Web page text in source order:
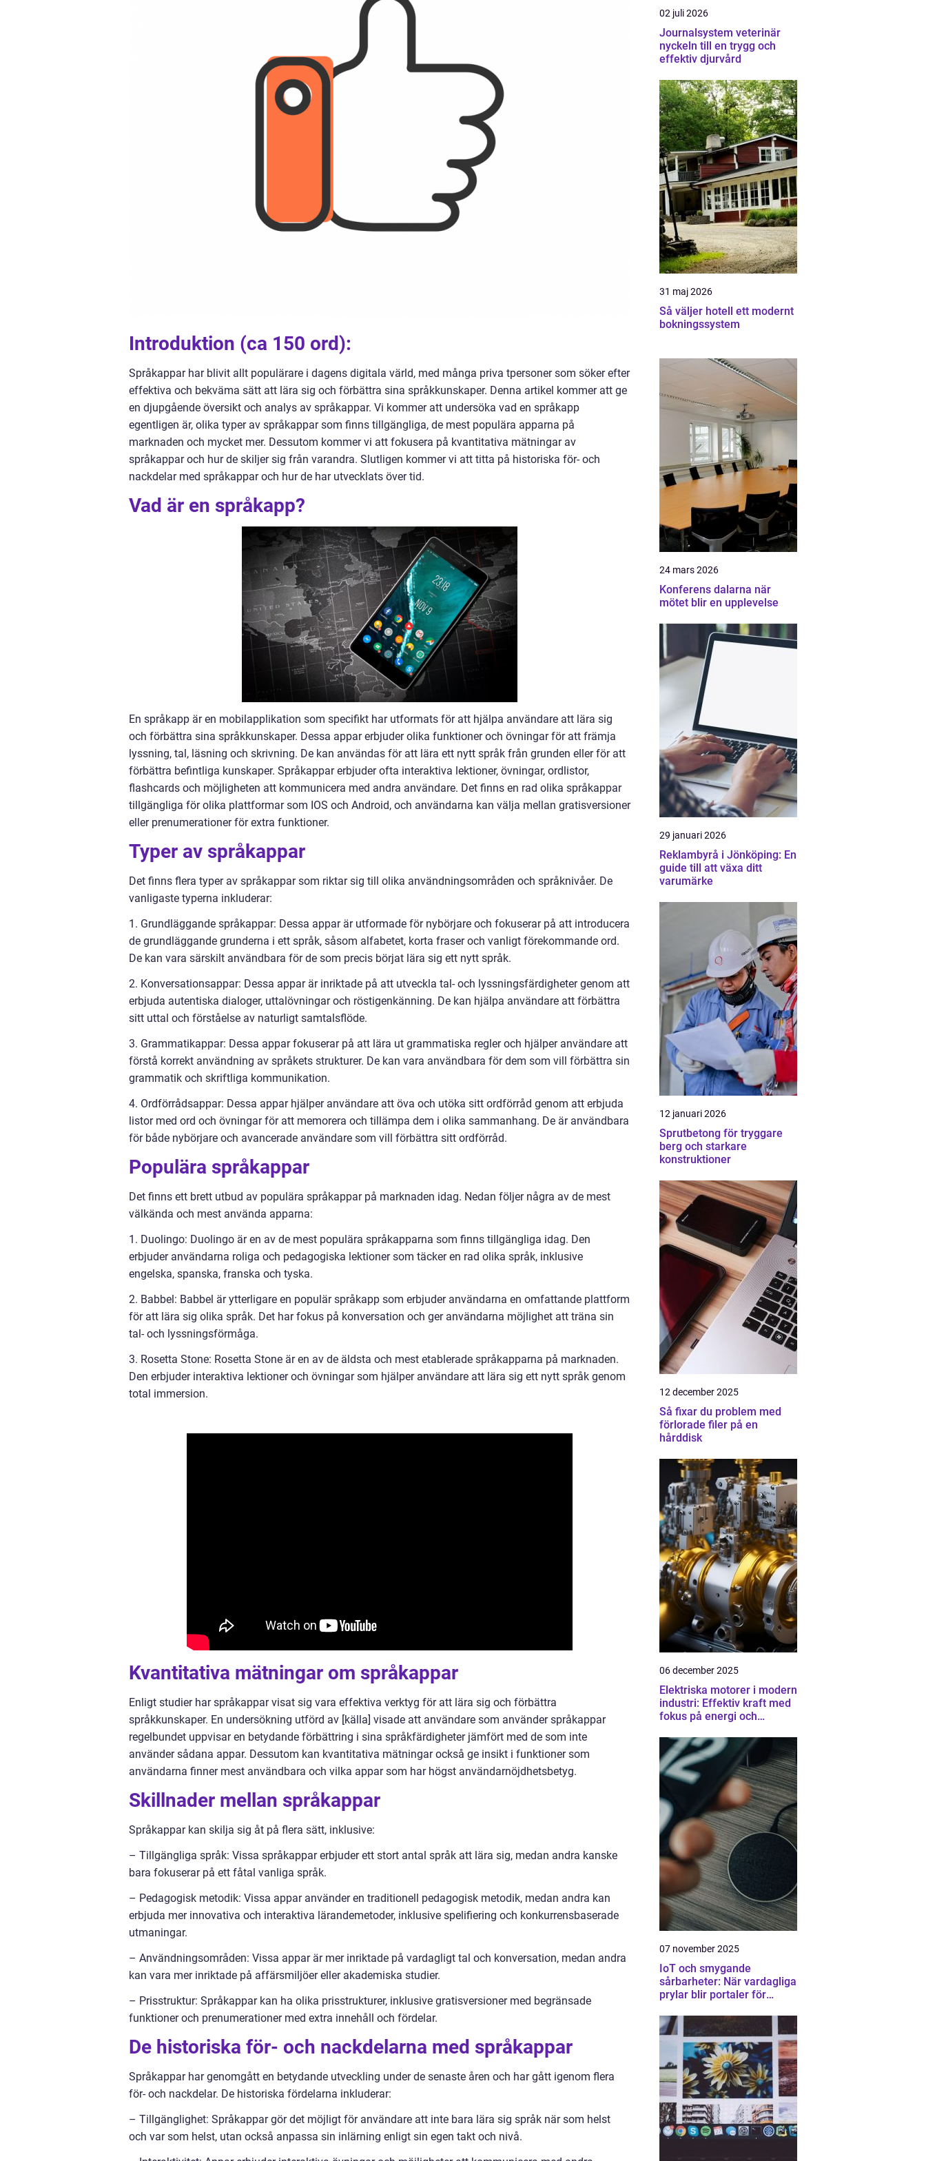
Introduktion (ca 150 ord):
Språkappar har blivit allt populärare i dagens digitala värld, med många priva tpersoner som söker efter
effektiva och bekväma sätt att lära sig och förbättra sina språkkunskaper. Denna artikel kommer att ge
en djupgående översikt och analys av språkappar. Vi kommer att undersöka vad en språkapp
egentligen är, olika typer av språkappar som finns tillgängliga, de mest populära apparna på
marknaden och mycket mer. Dessutom kommer vi att fokusera på kvantitativa mätningar av
språkappar och hur de skiljer sig från varandra. Slutligen kommer vi att titta på historiska för- och
nackdelar med språkappar och hur de har utvecklats över tid.
Vad är en språkapp?
En språkapp är en mobilapplikation som specifikt har utformats för att hjälpa användare att lära sig
och förbättra sina språkkunskaper. Dessa appar erbjuder olika funktioner och övningar för att främja
lyssning, tal, läsning och skrivning. De kan användas för att lära ett nytt språk från grunden eller för att
förbättra befintliga kunskaper. Språkappar erbjuder ofta interaktiva lektioner, övningar, ordlistor,
flashcards och möjligheten att kommunicera med andra användare. Det finns en rad olika språkappar
tillgängliga för olika plattformar som IOS och Android, och användarna kan välja mellan gratisversioner
eller prenumerationer för extra funktioner.
Typer av språkappar
Det finns flera typer av språkappar som riktar sig till olika användningsområden och språknivåer. De
vanligaste typerna inkluderar:
1. Grundläggande språkappar: Dessa appar är utformade för nybörjare och fokuserar på att introducera
de grundläggande grunderna i ett språk, såsom alfabetet, korta fraser och vanligt förekommande ord.
De kan vara särskilt användbara för de som precis börjat lära sig ett nytt språk.
2. Konversationsappar: Dessa appar är inriktade på att utveckla tal- och lyssningsfärdigheter genom att
erbjuda autentiska dialoger, uttalövningar och röstigenkänning. De kan hjälpa användare att förbättra
sitt uttal och förståelse av naturligt samtalsflöde.
3. Grammatikappar: Dessa appar fokuserar på att lära ut grammatiska regler och hjälper användare att
förstå korrekt användning av språkets strukturer. De kan vara användbara för dem som vill förbättra sin
grammatik och skriftliga kommunikation.
4. Ordförrådsappar: Dessa appar hjälper användare att öva och utöka sitt ordförråd genom att erbjuda
listor med ord och övningar för att memorera och tillämpa dem i olika sammanhang. De är användbara
för både nybörjare och avancerade användare som vill förbättra sitt ordförråd.
Populära språkappar
Det finns ett brett utbud av populära språkappar på marknaden idag. Nedan följer några av de mest
välkända och mest använda apparna:
1. Duolingo: Duolingo är en av de mest populära språkapparna som finns tillgängliga idag. Den
erbjuder användarna roliga och pedagogiska lektioner som täcker en rad olika språk, inklusive
engelska, spanska, franska och tyska.
2. Babbel: Babbel är ytterligare en populär språkapp som erbjuder användarna en omfattande plattform
för att lära sig olika språk. Det har fokus på konversation och ger användarna möjlighet att träna sin
tal- och lyssningsförmåga.
3. Rosetta Stone: Rosetta Stone är en av de äldsta och mest etablerade språkapparna på marknaden.
Den erbjuder interaktiva lektioner och övningar som hjälper användare att lära sig ett nytt språk genom
total immersion.
Kvantitativa mätningar om språkappar
Enligt studier har språkappar visat sig vara effektiva verktyg för att lära sig och förbättra
språkkunskaper. En undersökning utförd av [källa] visade att användare som använder språkappar
regelbundet uppvisar en betydande förbättring i sina språkfärdigheter jämfört med de som inte
använder sådana appar. Dessutom kan kvantitativa mätningar också ge insikt i funktioner som
användarna finner mest användbara och vilka appar som har högst användarnöjdhetsbetyg.
Skillnader mellan språkappar
Språkappar kan skilja sig åt på flera sätt, inklusive:
– Tillgängliga språk: Vissa språkappar erbjuder ett stort antal språk att lära sig, medan andra kanske
bara fokuserar på ett fåtal vanliga språk.
– Pedagogisk metodik: Vissa appar använder en traditionell pedagogisk metodik, medan andra kan
erbjuda mer innovativa och interaktiva lärandemetoder, inklusive spelifiering och konkurrensbaserade
utmaningar.
– Användningsområden: Vissa appar är mer inriktade på vardagligt tal och konversation, medan andra
kan vara mer inriktade på affärsmiljöer eller akademiska studier.
– Prisstruktur: Språkappar kan ha olika prisstrukturer, inklusive gratisversioner med begränsade
funktioner och prenumerationer med extra innehåll och fördelar.
De historiska för- och nackdelarna med språkappar
Språkappar har genomgått en betydande utveckling under de senaste åren och har gått igenom flera
för- och nackdelar. De historiska fördelarna inkluderar:
– Tillgänglighet: Språkappar gör det möjligt för användare att inte bara lära sig språk när som helst
och var som helst, utan också anpassa sin inlärning enligt sin egen takt och nivå.
02 juli 2026
Journalsystem veterinär
nyckeln till en trygg och
effektiv djurvård
31 maj 2026
Så väljer hotell ett modernt
bokningssystem
24 mars 2026
Konferens dalarna när
mötet blir en upplevelse
29 januari 2026
Reklambyrå i Jönköping: En
guide till att växa ditt
varumärke
12 januari 2026
Sprutbetong för tryggare
berg och starkare
konstruktioner
12 december 2025
Så fixar du problem med
förlorade filer på en
hårddisk
06 december 2025
Elektriska motorer i modern
industri: Effektiv kraft med
fokus på energi och
07 november 2025
IoT och smygande
sårbarheter: När vardagliga
prylar blir portaler för